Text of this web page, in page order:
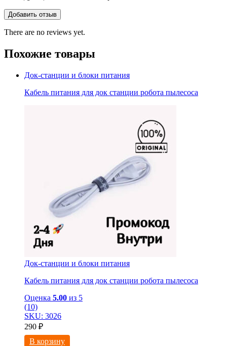
There are no reviews yet.
Похожие товары
Док-станции и блоки питания
Кабель питания для док станции робота пылесоса
Док-станции и блоки питания
Кабель питания для док станции робота пылесоса
Оценка 5.00 из 5
(10)
SKU: 3026
290 ₽
В корзину